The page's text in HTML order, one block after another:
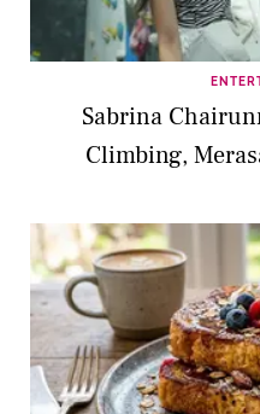
Sabrina
Climbing,